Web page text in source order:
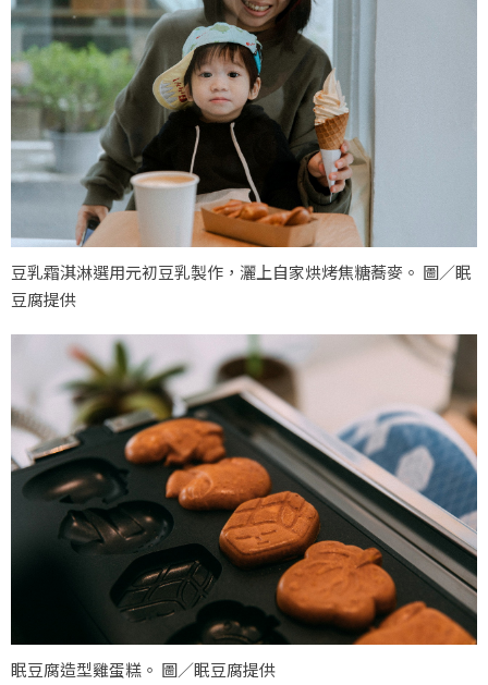
豆乳霜淇淋選用元初豆乳製作，灑上自家烘烤焦糖蕎麥。 圖／眠
豆腐提供
眠豆腐造型雞蛋糕。 圖／眠豆腐提供